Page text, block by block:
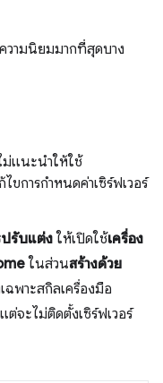
วามนิยมมากที่สุดบาง
ม่แนะนำให้ใช้
การกำหนดค่าเซิร์ฟเวอร์
ปรับแต่ง ให้เปิดใช้เครื่อง
ในส่วนสร้างด้วย
ฉพาะสกิลเครื่องมือ
จะไม่ติดตั้งเซิร์ฟเวอร์